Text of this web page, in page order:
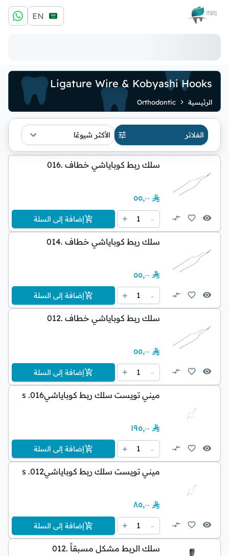
الشعار EN
Ligature Wire & Kobyashi Hooks
الرئيسية Orthodontic
الفلاتر الأكثر شيوعًا
سلك ربط كوباياشي خطاف .016
٥٥٫٠٠
-
1
+ إضافة إلى السلة
سلك ربط كوباياشي خطاف .014
٥٥٫٠٠
-
1
+ إضافة إلى السلة
سلك ربط كوباياشي خطاف .012
٥٥٫٠٠
-
1
+ إضافة إلى السلة
ميني تويست سلك ربط كوباياشيs .016
١٩٥٫٠٠
-
1
+ إضافة إلى السلة
ميني تويست سلك ربط كوباياشيs .012
٨٥٫٠٠
-
1
+ إضافة إلى السلة
سلك الربط مشكل مسبقاً .012